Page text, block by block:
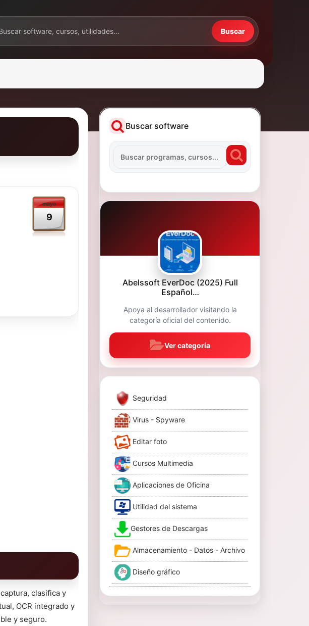
Buscar
mayo
9
clasifica y
OCR integrado y
y seguro.
Buscar software
Abelssoft EverDoc (2025) Full
Español…
Apoya al desarrollador visitando la
categoría oficial del contenido.
Ver categoría
Seguridad
Virus - Spyware
Editar foto
Cursos Multimedia
Aplicaciones de Oficina
Utilidad del sistema
Gestores de Descargas
Almacenamiento - Datos - Archivo
Diseño gráfico